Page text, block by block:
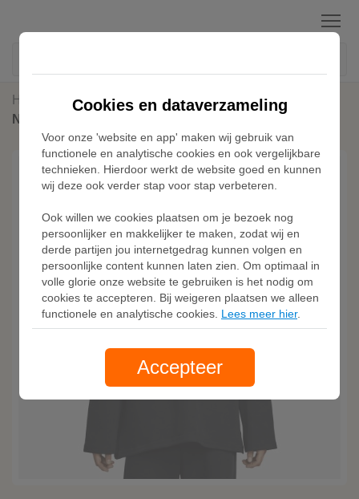
Menu
Home
Hoodies & Sweaters
Nike Tech Fleece Reimagined polo voor heren - Zwart
Cookies en dataverzameling
Voor onze 'website en app' maken wij gebruik van
functionele en analytische cookies en ook vergelijkbare
technieken. Hierdoor werkt de website goed en kunnen
wij deze ook verder stap voor stap verbeteren.
Ook willen we cookies plaatsen om je bezoek nog
persoonlijker en makkelijker te maken, zodat wij en
derde partijen jou internetgedrag kunnen volgen en
persoonlijke content kunnen laten zien. Om optimaal in
volle glorie onze website te gebruiken is het nodig om
cookies te accepteren. Bij weigeren plaatsen we alleen
functionele en analytische cookies. Lees meer hier.
Accepteer